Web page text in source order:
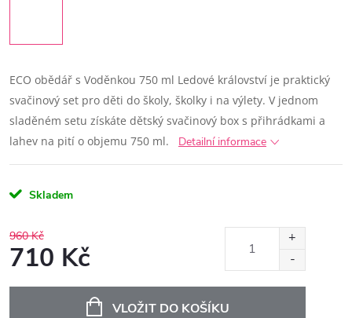
ECO obědář s Voděnkou 750 ml Ledové království je praktický
svačinový set pro děti do školy, školky i na výlety. V jednom
sladěném setu získáte dětský svačinový box s přihrádkami a
lahev na pití o objemu 750 ml.
Detailní informace
Skladem
960 Kč
710 Kč
VLOŽIT DO KOŠÍKU